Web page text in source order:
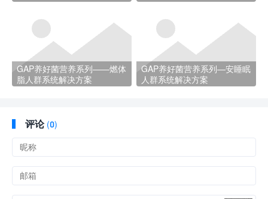
GAP养好菌营养系列——燃体
脂人群系统解决方案
GAP养好菌营养系列—安睡眠
人群系统解决方案
评论 (0)